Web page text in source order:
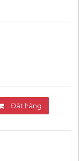
Đặt hàng